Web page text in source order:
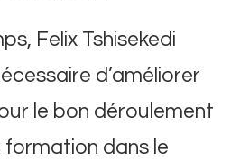
Felix Tshisekedi
d’améliorer
le bon déroulement
dans le